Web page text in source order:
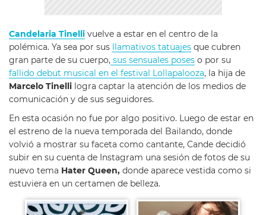
Candelaria Tinelli vuelve a estar en el centro de la
polémica. Ya sea por sus
llamativos tatuajes que cubren
gran parte de su cuerpo, sus sensuales poses o por su
fallido debut musical en el festival Lollapalooza, la hija de
Marcelo Tinelli logra captar la atención de los medios de
comunicación y de sus seguidores.
En esta ocasión no fue por algo positivo. Luego de estar en
el estreno de la nueva temporada del Bailando, donde
volvió a mostrar su faceta como cantante, Cande decidió
subir en su cuenta de Instagram una sesión de fotos de su
nuevo tema Hater Queen, donde aparece vestida como si
estuviera en un certamen de belleza.